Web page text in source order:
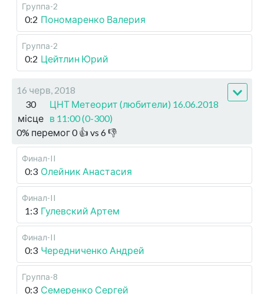
Группа-2
0:2 Пономаренко Валерия
Группа-2
0:2 Цейтлин Юрий
16 черв, 2018
30
місце
ЦНТ Метеорит (любители) 16.06.2018
в 11:00 (0-300)
0% перемог0👍 vs 6👎
Финал-II
0:3 Олейник Анастасия
Финал-II
1:3 Гулевский Артем
Финал-II
0:3 Чередниченко Андрей
Группа-8
0:3 Семеренко Сергей